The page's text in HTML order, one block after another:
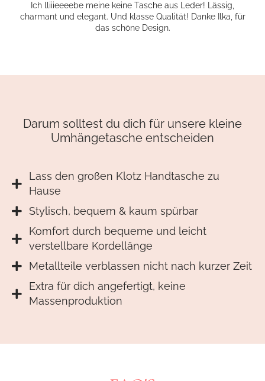
Ich lliiieeeebe meine keine Tasche aus Leder! Lässig,
charmant und elegant. Und klasse Qualität! Danke Ilka, für
das schöne Design.
Darum solltest du dich für unsere kleine
Umhängetasche entscheiden
Lass den großen Klotz Handtasche zu
Hause
Stylisch, bequem & kaum spürbar
Komfort durch bequeme und leicht
verstellbare Kordellänge
Metallteile verblassen nicht nach kurzer Zeit
Extra für dich angefertigt, keine
Massenproduktion